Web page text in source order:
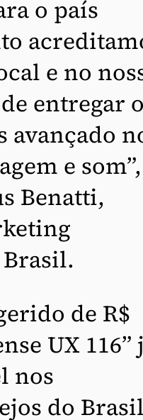
o país
e no
entregar
avançado
e som”,
Benatti,
de R$
UX 116”
nos
do